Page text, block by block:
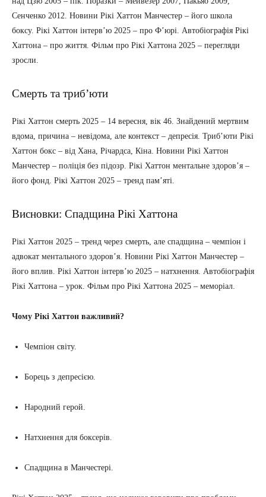
Сенченко 2012. Новини Рікі Хаттон Манчестер – його школа
боксу. Рікі Хаттон інтерв’ю 2025 – про Ф’юрі. Автобіографія Рікі
Хаттона – про життя. Фільм про Рікі Хаттона 2025 – перегляди
зросли.
Смерть та триб’юти
Рікі Хаттон смерть 2025 – 14 вересня, вік 46. Знайдений мертвим
вдома, причина – невідома, але контекст – депресія. Триб’юти Рікі
Хаттон бокс – від Хана, Річардса, Кіна. Новини Рікі Хаттон
Манчестер – поліція без підозр. Рікі Хаттон ментальне здоров’я –
його фонд. Рікі Хаттон 2025 – тренд пам’яті.
Висновки: Спадщина Рікі Хаттона
Рікі Хаттон 2025 – тренд через смерть, але спадщина – чемпіон і
адвокат ментального здоров’я. Новини Рікі Хаттон Манчестер –
його вплив. Рікі Хаттон інтерв’ю 2025 – натхнення. Автобіографія
Рікі Хаттона – урок. Фільм про Рікі Хаттона 2025 – меморіал.
Чому Рікі Хаттон важливий?
Чемпіон світу.
Борець з депресією.
Народний герой.
Натхнення для боксерів.
Спадщина в Манчестері.